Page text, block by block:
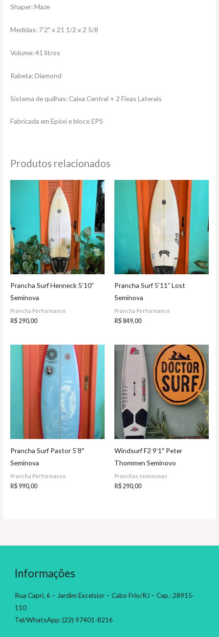
Shaper: Maze
Medidas: 7’2″ x 21 1/2 x 2 5/8
Volume: 41 litros
Rabeta: Diamond
Sistema de quilhas: Caixa Central + 2 Fixas Laterais
Fabricada em Epóxi e bloco EPS
Produtos relacionados
Prancha Surf Henneck 5’10”
Seminova
Prancha Performance
R$290,00
Prancha Surf 5’11” Lost
Seminova
Prancha Performance
R$ 849,00
Prancha Surf Pastor 5’8″
Seminova
Prancha Performance
R$ 990,00
Windsurf F2 9’1″ Peter
Thommen Seminovo
Pranchas seminovas
R$ 290,00
Informações
Rua Capri, 6 – Jardim Excelsior – Cabo Frio/RJ – Cep.: 28915-
110
Tel/WhatsApp: (22) 97401-8216